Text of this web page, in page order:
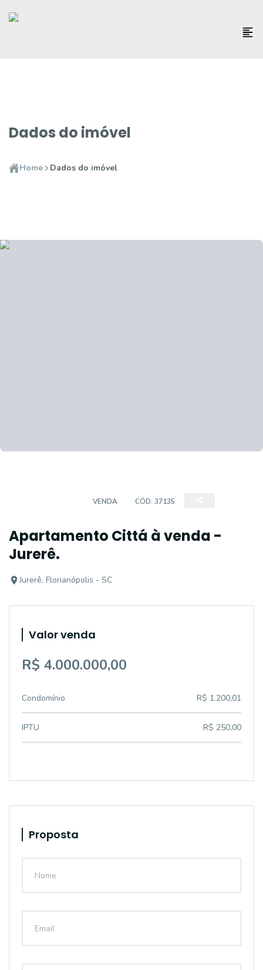
Dados do imóvel
Home Dados do imóvel
VENDA CÓD: 37135
Apartamento Cittá à venda -
Jurerê.
Jurerê, Florianópolis - SC
Valor venda
R$ 4.000.000,00
Condomínio R$ 1.200,01
IPTU R$ 250,00
Proposta